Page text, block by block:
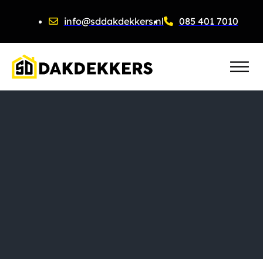
info@sddakdekkers.nl 085 401 7010